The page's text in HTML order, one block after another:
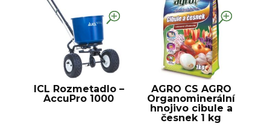
ICL Rozmetadlo –
AccuPro 1000
AGRO CS AGRO
Organominerální
hnojivo cibule a
česnek 1 kg